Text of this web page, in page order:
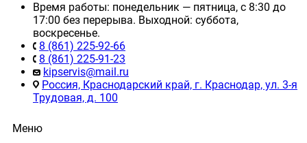
Время работы: понедельник — пятница, с 8:30 до
17:00 без перерыва. Выходной: суббота,
воскресенье.
8 (861) 225-92-66
8 (861) 225-91-23
kipservis@mail.ru
Россия, Краснодарский край, г. Краснодар, ул. 3-я
Трудовая, д. 100
Меню